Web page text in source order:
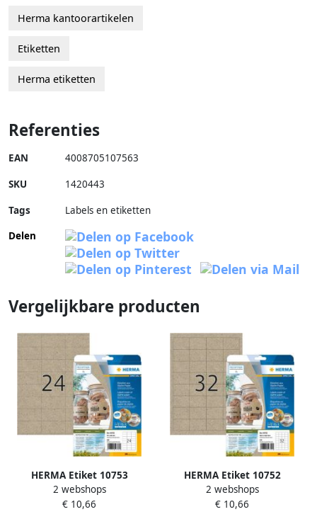
Herma kantoorartikelen
Etiketten
Herma etiketten
Referenties
EAN 4008705107563
SKU 1420443
Tags
Labels en etiketten
Delen
Vergelijkbare producten
HERMA Etiket 10753
70x36mm silphie bruin 480
stuks
2 webshops
€ 10,66
HERMA Etiket 10752
48.3x33.8mm silphie bruin
640 stuks
2 webshops
€ 10,66